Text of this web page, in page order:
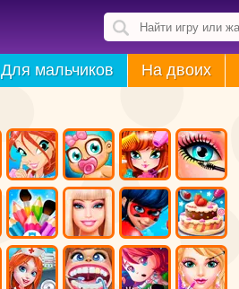
Для мальчиков На двоих